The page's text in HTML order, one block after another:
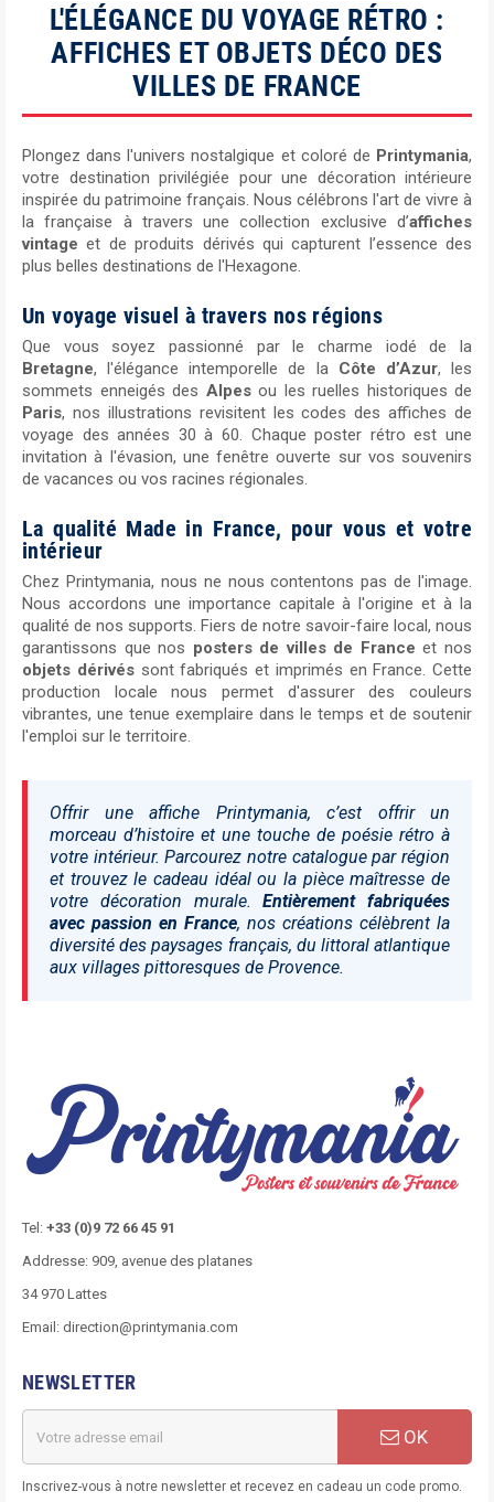
L'ÉLÉGANCE DU VOYAGE RÉTRO :
AFFICHES ET OBJETS DÉCO DES
VILLES DE FRANCE
Plongez dans l'univers nostalgique et coloré de Printymania,
votre destination privilégiée pour une décoration intérieure
inspirée du patrimoine français. Nous célébrons l'art de vivre à
la française à travers une collection exclusive d’affiches
vintage et de produits dérivés qui capturent l’essence des
plus belles destinations de l'Hexagone.
Un voyage visuel à travers nos régions
Que vous soyez passionné par le charme iodé de la
Bretagne, l'élégance intemporelle de la Côte d’Azur, les
sommets enneigés des Alpesou les ruelles historiques de
Paris, nos illustrations revisitent les codes des affiches de
voyage des années 30 à 60. Chaque poster rétro est une
invitation à l'évasion, une fenêtre ouverte sur vos souvenirs
de vacances ou vos racines régionales.
La qualité Made in France, pour vous et votre
intérieur
Chez Printymania, nous ne nous contentons pas de l'image.
Nous accordons une importance capitale à l'origine et à la
qualité de nos supports. Fiers de notre savoir-faire local, nous
garantissons que nos posters de villes de France et nos
objets dérivéssont fabriqués et imprimés en France. Cette
production locale nous permet d'assurer des couleurs
vibrantes, une tenue exemplaire dans le temps et de soutenir
l'emploi sur le territoire.
Offrir une affiche Printymania, c’est offrir un
morceau d’histoire et une touche de poésie rétro à
votre intérieur. Parcourez notre catalogue par région
et trouvez le cadeau idéal ou la pièce maîtresse de
votre décoration murale.Entièrement fabriquées
avec passion en France, nos créations célèbrent la
diversité des paysages français, du littoral atlantique
aux villages pittoresques de Provence.
Tel: +33 (0)9 72 66 45 91
Addresse: 909, avenue des platanes
34 970 Lattes
Email: direction@printymania.com
NEWSLETTER
OK
Inscrivez-vous à notre newsletter et recevez en cadeau un code promo.